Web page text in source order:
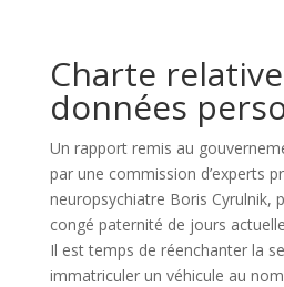
Charte
données
Un rapport remis au
par une commission d’experts
neuropsychiatre Boris Cyrulnik,
congé paternité de jours
Il est temps de réenchanter la
immatriculer un véhicule au